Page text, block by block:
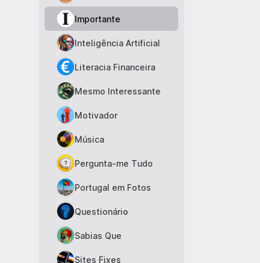
Importante
Inteligência Artificial
Literacia Financeira
Mesmo Interessante
Motivador
Música
Pergunta-me Tudo
Portugal em Fotos
Questionário
Sabias Que
Sites Fixes